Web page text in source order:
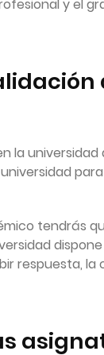
y el
la
tendrás
respuesta, la